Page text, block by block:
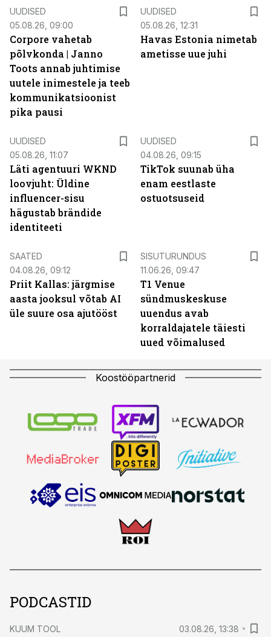
UUDISED
05.08.26, 09:00
Corpore vahetab
põlvkonda | Janno
Toots annab juhtimise
uutele inimestele ja teeb
kommunikatsioonist
pika pausi
UUDISED
05.08.26, 12:31
Havas Estonia nimetab
ametisse uue juhi
UUDISED
05.08.26, 11:07
Läti agentuuri WKND
loovjuht: Üldine
influencer-sisu
hägustab brändide
identiteeti
UUDISED
04.08.26, 09:15
TikTok suunab üha
enam eestlaste
ostuotsuseid
SAATED
04.08.26, 09:12
Priit Kallas: järgmise
aasta jooksul võtab AI
üle suure osa ajutööst
SISUTURUNDUS
11.06.26, 09:47
T1 Venue
sündmuskeskuse
uuendus avab
korraldajatele täiesti
uued võimalused
Koostööpartnerid
PODCASTID
KUUM TOOL 03.08.26, 13:38